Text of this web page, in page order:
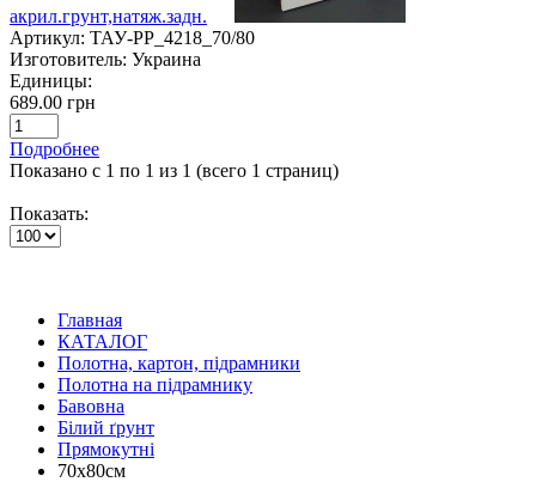
акрил.грунт,натяж.задн.
Артикул: ТАУ-PP_4218_70/80
Изготовитель: Украина
Единицы:
689.00 грн
Подробнее
Показано с 1 по 1 из 1 (всего 1 страниц)
Показать:
Главная
КАТАЛОГ
Полотна, картон, підрамники
Полотна на підрамнику
Бавовна
Білий ґрунт
Прямокутні
70х80см